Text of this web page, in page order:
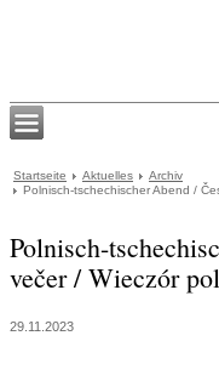
Startseite Aktuelles
Archiv
Polnisch-tschechischer Abend /
Polnisch-
večer / Wieczór
29.11.2023